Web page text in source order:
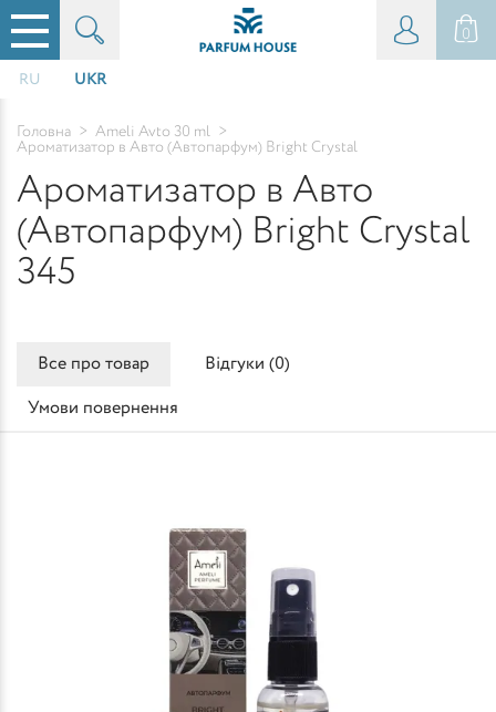
0
RU UKR
Головна > Ameli Avto 30 ml >
Ароматизатор в Авто (Автопарфум) Bright Crystal
Ароматизатор в Авто
(Автопарфум) Bright Crystal
345
Все про товар Відгуки (0)
Умови повернення